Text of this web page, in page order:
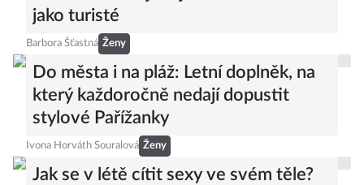
jako turisté
Barbora Šťastná Ženy
Do města i na pláž: Letní doplněk, na
který každoročně nedají dopustit
stylové Pařížanky
Ivona Horváth Souralová Ženy
Jak se v létě cítit sexy ve svém těle?